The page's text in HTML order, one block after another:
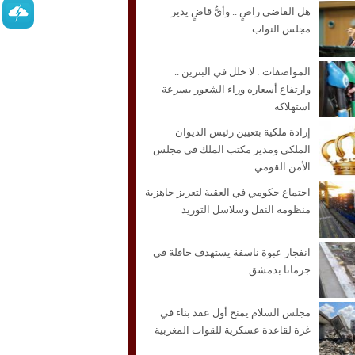
هل القاضي راضٍ .. وأيُّ قاضٍ يدير
مجلس النواب
المواصفات : لا خلل في البنزين ..
وارتفاع أسعاره وراء الشعور بسرعة
استهلاكه
إرادة ملكية بتعيين رئيس الديوان
الملكي ومدير مكتب الملك في مجلس
الأمن القومي
اجتماع حكومي في العقبة لتعزيز جاهزية
منظومة النقل وسلاسل التوريد
انفجار عبوة ناسفة يستهدف حافلة في
جرمانا بدمشق
مجلس السلام يمنح أول عقد بناء في
غزة لقاعدة عسكرية للقوات المغربية